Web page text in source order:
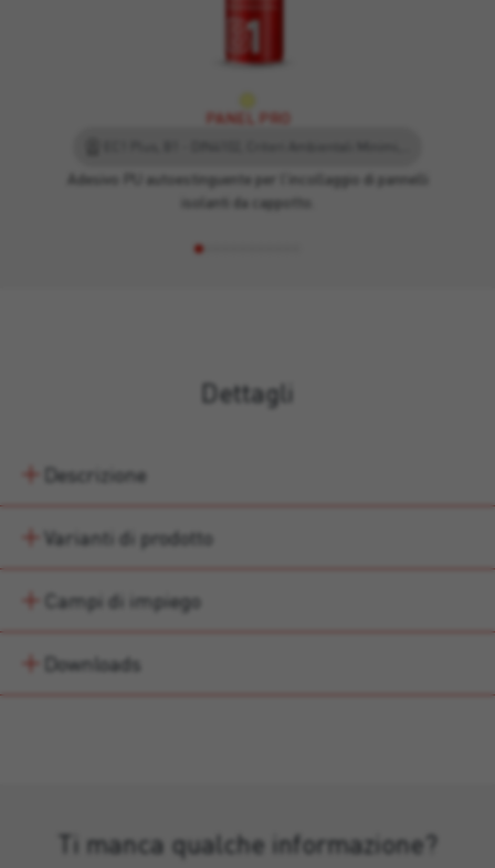
PANEL PRO
Adesivo PU autoestinguente per l'incollaggio di pannelli
isolanti da cappotto.
Dettagli
Descrizione
Varianti di prodotto
Campi di impiego
Downloads
Ti manca qualche informazione?